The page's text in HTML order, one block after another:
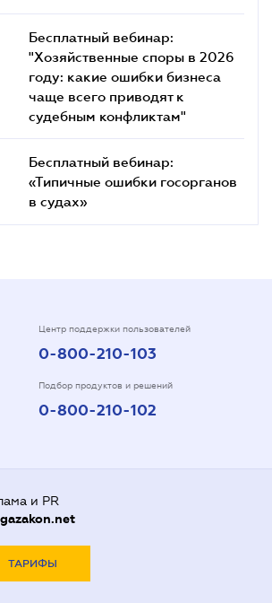
Бесплатный вебинар:
"Хозяйственные споры в 2026
году: какие ошибки бизнеса
чаще всего приводят к
судебным конфликтам"
Бесплатный вебинар:
«Типичные ошибки госорганов
в судах»
Центр поддержки пользователей
0-800-210-103
Подбор продуктов и решений
0-800-210-102
и PR
ТАРИФЫ